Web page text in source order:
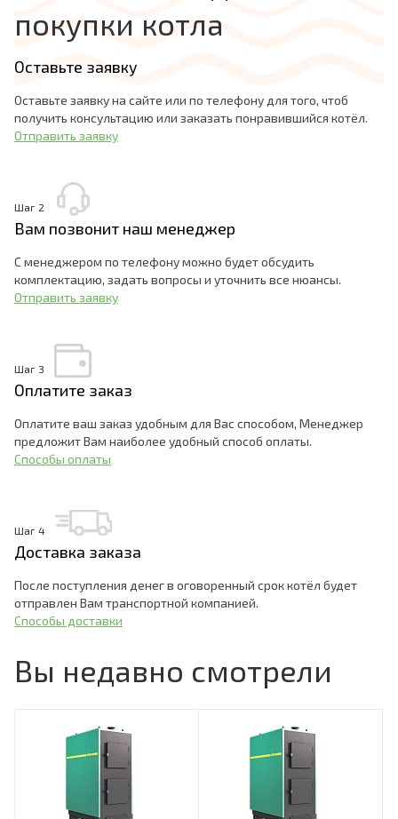
покупки котла
Оставьте заявку
Оставьте заявку на сайте или по телефону для того, чтоб
получить консультацию или заказать понравившийся котёл.
Отправить заявку
Шаг 2
Вам позвонит наш менеджер
С менеджером по телефону можно будет обсудить
комплектацию, задать вопросы и уточнить все нюансы.
Отправить заявку
Шаг 3
Оплатите заказ
Оплатите ваш заказ удобным для Вас способом, Менеджер
предложит Вам наиболее удобный способ оплаты.
Способы оплаты
Шаг 4
Доставка заказа
После поступления денег в оговоренный срок котёл будет
отправлен Вам транспортной компанией.
Способы доставки
Вы недавно смотрели